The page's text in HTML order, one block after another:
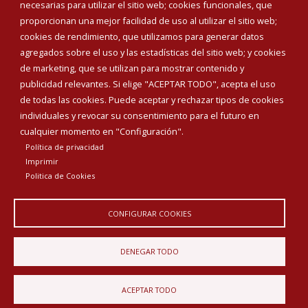
necesarias para utilizar el sitio web; cookies funcionales, que
proporcionan una mejor facilidad de uso al utilizar el sitio web;
cookies de rendimiento, que utilizamos para generar datos
agregados sobre el uso y las estadísticas del sitio web; y cookies
de marketing, que se utilizan para mostrar contenido y
publicidad relevantes. Si elige "ACEPTAR TODO", acepta el uso
de todas las cookies. Puede aceptar y rechazar tipos de cookies
individuales y revocar su consentimiento para el futuro en
cualquier momento en "Configuración".
Política de privacidad
Imprimir
Politica de Cookies
CONFIGURAR COOKIES
DENEGAR TODO
ACEPTAR TODO
INICIAR SESIÓN
MAPA WEB
Diputación de Burgos